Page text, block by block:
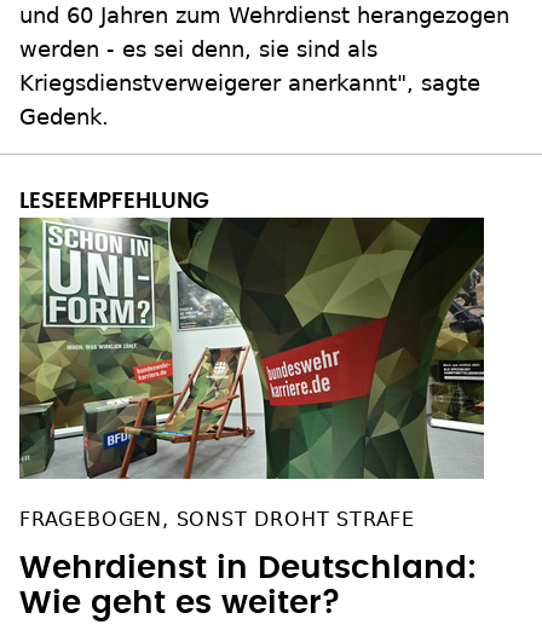
und 60 Jahren zum Wehrdienst herangezogen
werden - es sei denn, sie sind als
Kriegsdienstverweigerer anerkannt", sagte
Gedenk.
FRAGEBOGEN, SONST DROHT STRAFE
Wehrdienst in Deutschland:
Wie geht es weiter?